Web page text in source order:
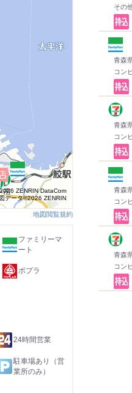
その
青森
コン
青森
コン
青森
コン
青森
コン
ZENRIN DataCom
データ©2026 ZENRIN
地図閲覧規約
ファミリーマ
ート
ポプラ
24時間営業
駐車場あり（営
業所のみ）